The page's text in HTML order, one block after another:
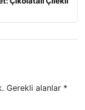
Gerekli alanlar *